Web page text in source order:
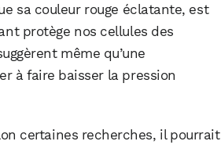
sa couleur rouge éclatante, est
protège nos cellules des
même qu’une
à faire baisser la pression
certaines recherches, il pourrait